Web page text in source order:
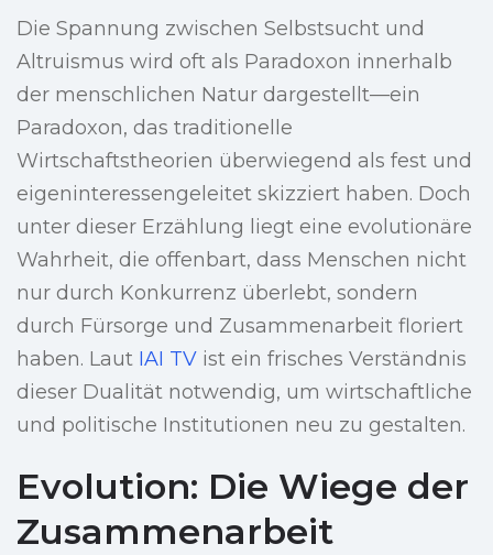
Die Spannung zwischen Selbstsucht und
Altruismus wird oft als Paradoxon innerhalb
der menschlichen Natur dargestellt—ein
Paradoxon, das traditionelle
Wirtschaftstheorien überwiegend als fest und
eigeninteressengeleitet skizziert haben. Doch
unter dieser Erzählung liegt eine evolutionäre
Wahrheit, die offenbart, dass Menschen nicht
nur durch Konkurrenz überlebt, sondern
durch Fürsorge und Zusammenarbeit floriert
haben. Laut IAI TV ist ein frisches Verständnis
dieser Dualität notwendig, um wirtschaftliche
und politische Institutionen neu zu gestalten.
Evolution: Die Wiege der
Zusammenarbeit